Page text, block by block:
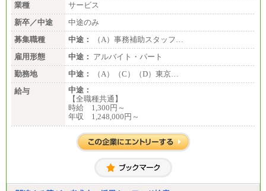
業種
サービス
新卒／中途
中途のみ
募集職種
中途：
（A）事務補助スタッフ…
雇用形態
中途： アルバイト・パート
勤務地
中途：
（A）（C）（D）東京…
給与
中途：
【全職種共通】
時給 1,300円～
年収 1,248,000円～